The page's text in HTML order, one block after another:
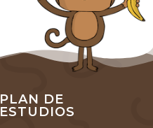
PLAN DE
ESTUDIOS